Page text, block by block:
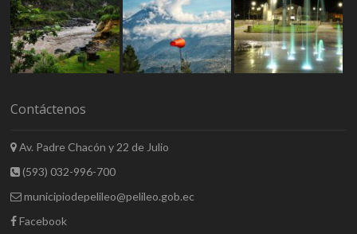
Contáctenos
Av. Padre Chacón y 22 de Julio
(593) 032-996-700
municipiodepelileo@pelileo.gob.ec
Facebook